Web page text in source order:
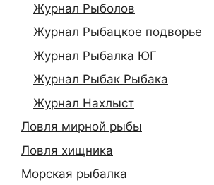
Журнал Рыболов
Журнал Рыбацкое подворье
Журнал Рыбалка ЮГ
Журнал Рыбак Рыбака
Журнал Нахлыст
Ловля мирной рыбы
Ловля хищника
Морская рыбалка